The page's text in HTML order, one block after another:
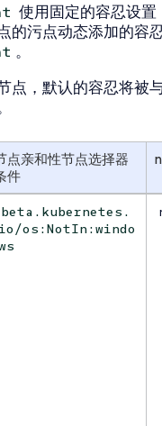
使用固定的容忍设置
的污点动态添加的容
。
点，默认的容忍将被
点亲和性节点选择器
件
beta.kubernetes.
io/os:NotIn:windo